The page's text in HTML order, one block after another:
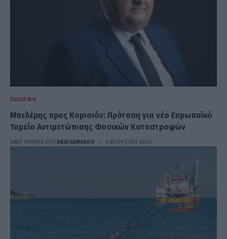
ΠΟΛΙΤΙΚΉ
Μπελέρης προς Κομισιόν: Πρόταση για νέο Ευρωπαϊκό
Ταμείο Αντιμετώπισης Φυσικών Καταστροφών
ΑΝΑΡΤΗΘΗΚΕ ΑΠΟ DKATSAMADOU 5 ΑΥΓΟΎΣΤΟΥ 2026